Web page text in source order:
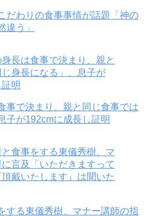
だわりの食事事情が話題「神の
違う」
事で決まり、親と同じ食事では
子が192cmに成長し証明
する東儀秀樹、マナー講師の指